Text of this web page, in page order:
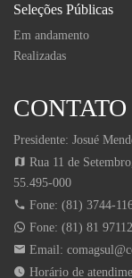
Seleções Públicas
Em andamento
Realizadas
CONTATO
Presidente: Josué
Rua 11 de
55.495-000
Fone: (81) 3744-
Fone: (81) 81
Email:
Horário de